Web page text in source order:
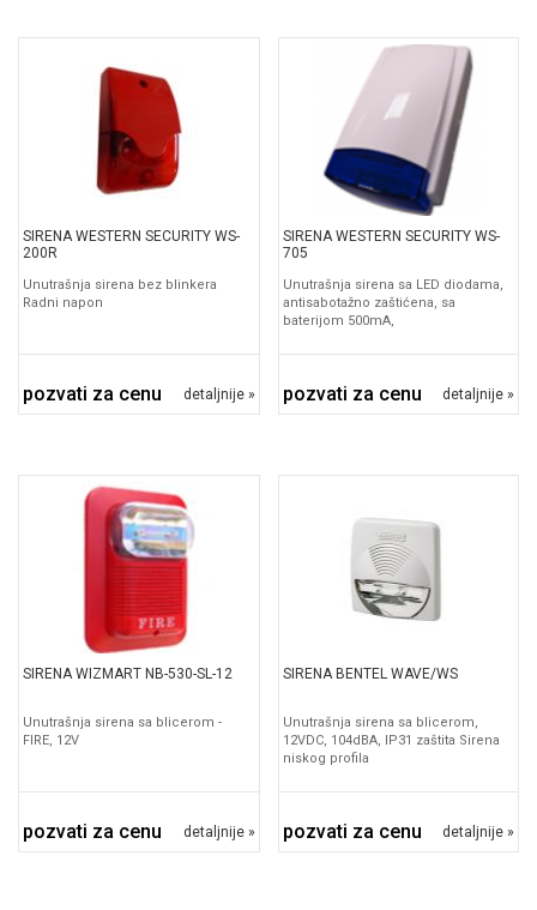
SIRENA WESTERN SECURITY WS-
200R
Unutrašnja sirena bez blinkera
Radni napon
pozvati za cenu detaljnije »
SIRENA WESTERN SECURITY WS-
705
Unutrašnja sirena sa LED diodama,
antisabotažno zaštićena, sa
baterijom 500mA,
pozvati za cenu detaljnije »
SIRENA WIZMART NB-530-SL-12
Unutrašnja sirena sa blicerom -
FIRE, 12V
pozvati za cenu detaljnije »
SIRENA BENTEL WAVE/WS
Unutrašnja sirena sa blicerom,
12VDC, 104dBA, IP31 zaštita Sirena
niskog profila
pozvati za cenu detaljnije »